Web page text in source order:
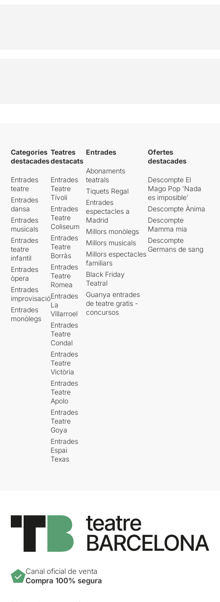
Categories
destacades
Entrades
teatre
Entrades
dansa
Entrades
musicals
Entrades
teatre
infantil
Entrades
òpera
Entrades
improvisació
Entrades
monòlegs
Teatres
destacats
Entrades
Teatre
Tívoli
Entrades
Teatre
Coliseum
Entrades
Teatre
Borràs
Entrades
Teatre
Romea
Entrades
La
Villarroel
Entrades
Teatre
Condal
Entrades
Teatre
Victòria
Entrades
Teatre
Apolo
Entrades
Teatre
Goya
Entrades
Espai
Texas
Entrades
Abonaments
teatrals
Tiquets Regal
Entrades
espectacles a
Madrid
Millors monòlegs
Millors musicals
Millors espectacles
familiars
Black Friday
Teatral
Guanya entrades
de teatre gratis -
concursos
Ofertes
destacades
Descompte El
Mago Pop 'Nada
es imposible'
Descompte Ànima
Descompte
Mamma mia
Descompte
Germans de sang
Canal oficial de venta
Compra 100% segura